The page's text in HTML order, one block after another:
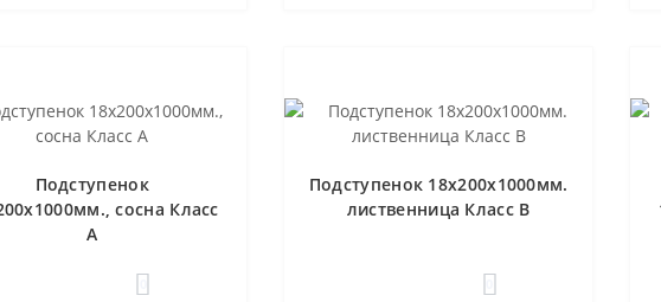
Подступенок
сосна Класс
А
Подступенок 18х200х1000мм.
лиственница Класс В